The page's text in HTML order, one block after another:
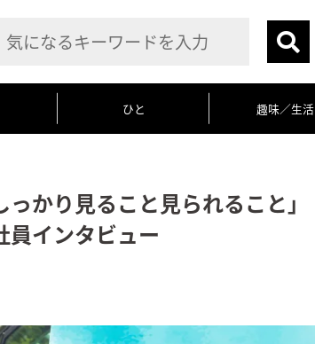
ひと 趣味／生活
かり見ること見られること」
員インタビュー